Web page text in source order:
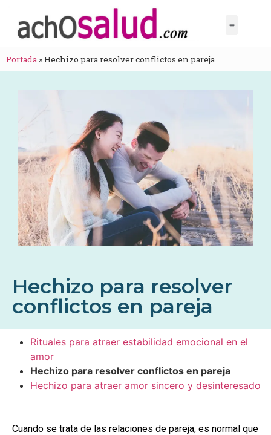
Portada »Hechizo para resolver conflictos en pareja
Hechizo para resolver
conflictos en pareja
Rituales para atraer estabilidad emocional en el
amor
Hechizo para resolver conflictos en pareja
Hechizo para atraer amor sincero y desinteresado
Cuando se trata de las relaciones de pareja, es normal que